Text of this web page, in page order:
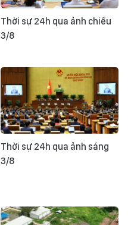
Thời sự 24h qua ảnh chiều
3/8
Thời sự 24h qua ảnh sáng
3/8